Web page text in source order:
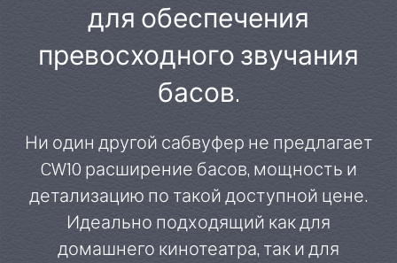
для обеспечения
превосходного звучания
басов.
Ни один другой сабвуфер не предлагает
CW10 расширение басов, мощность и
детализацию по такой доступной цене.
Идеально подходящий как для
домашнего кинотеатра, так и для